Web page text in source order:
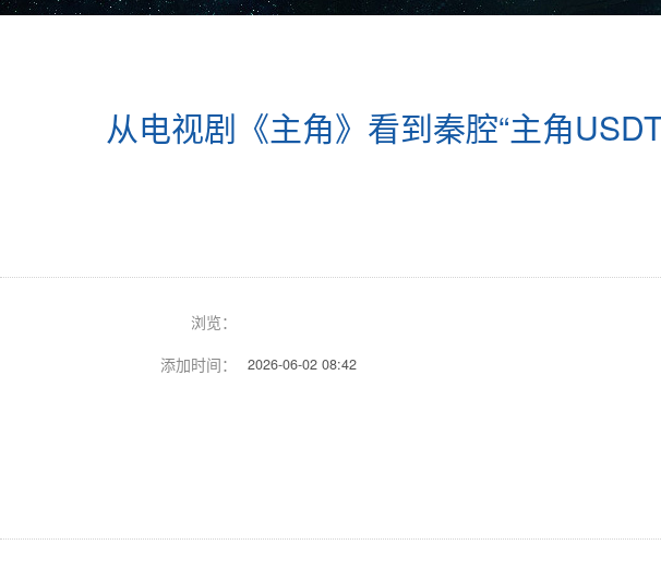
从电视剧《主角》看到秦腔“主角
浏览：
添加时间：
2026-06-02 08:42